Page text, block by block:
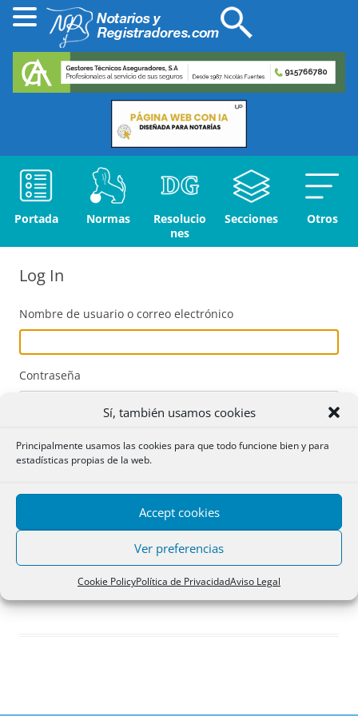
Sí, también usamos cookies
Principalmente usamos las cookies para que todo funcione bien y para
estadísticas propias de la web.
Accept cookies
Ver preferencias
Cookie PolicyPolítica de PrivacidadAviso Legal
Portada Normas
Resolucio
nes
Secciones Otros
Log In
Nombre de usuario o correo electrónico
Contraseña
Acceder
Registro
¿Has olvidado tu contraseña?